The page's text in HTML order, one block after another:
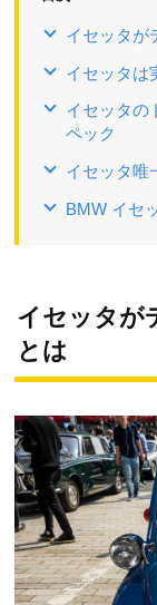
イセッタが
イセッタは
イセッタの
ペック
イセッタ唯
BMW イセ
イセッタが
とは